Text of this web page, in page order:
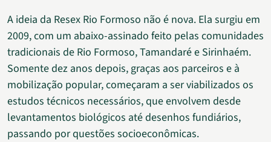
A ideia da Resex Rio Formoso não é nova. Ela surgiu em
2009, com um abaixo-assinado feito pelas comunidades
tradicionais de Rio Formoso, Tamandaré e Sirinhaém.
Somente dez anos depois, graças aos parceiros e à
mobilização popular, começaram a ser viabilizados os
estudos técnicos necessários, que envolvem desde
levantamentos biológicos até desenhos fundiários,
passando por questões socioeconômicas.